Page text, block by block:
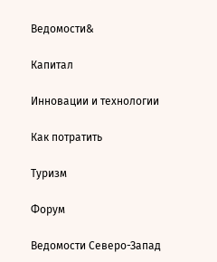
Ведомости&
Капитал
Инновации и технологии
Как потратить
Туризм
Форум
Ведомости Северо-Запад